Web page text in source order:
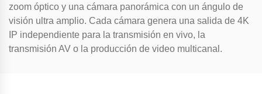
zoom óptico y una cámara panorámica con un ángulo de
visión ultra amplio. Cada cámara genera una salida de 4K
IP independiente para la transmisión en vivo, la
transmisión AV o la producción de video multicanal.